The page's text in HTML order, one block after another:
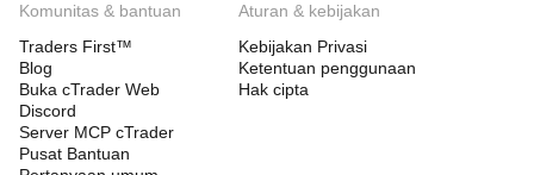
Komunitas & bantuan
Traders First™
Blog
Buka cTrader Web
Discord
Server MCP cTrader
Pusat Bantuan
Aturan & kebijakan
Kebijakan Privasi
Ketentuan penggunaan
Hak cipta